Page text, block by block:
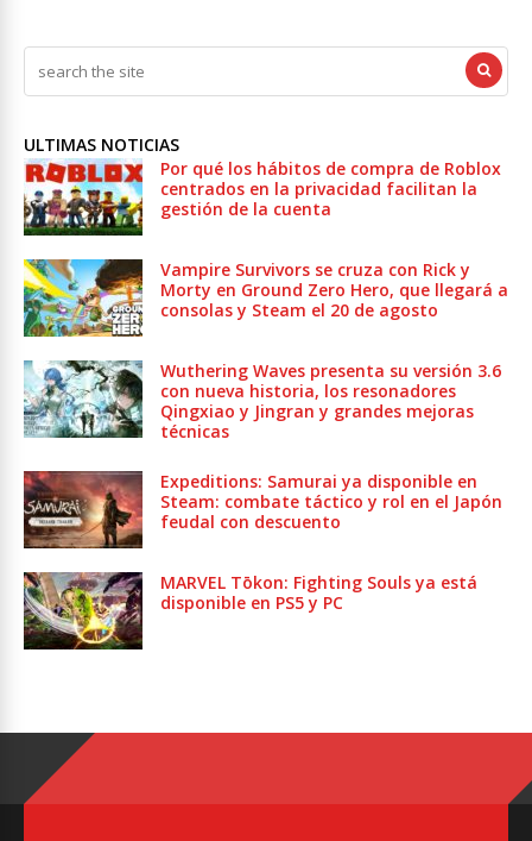
ULTIMAS NOTICIAS
Por qué los hábitos de compra de Roblox
centrados en la privacidad facilitan la
gestión de la cuenta
Vampire Survivors se cruza con Rick y
Morty en Ground Zero Hero, que llegará a
consolas y Steam el 20 de agosto
Wuthering Waves presenta su versión 3.6
con nueva historia, los resonadores
Qingxiao y Jingran y grandes mejoras
técnicas
Expeditions: Samurai ya disponible en
Steam: combate táctico y rol en el Japón
feudal con descuento
MARVEL Tōkon: Fighting Souls ya está
disponible en PS5 y PC